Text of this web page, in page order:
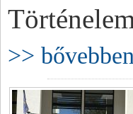
>>